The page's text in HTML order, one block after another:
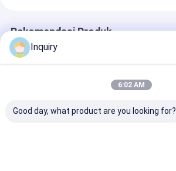
Rekomendasi Produk
Inquiry
6:02 AM
Good day, what product are you looking for?